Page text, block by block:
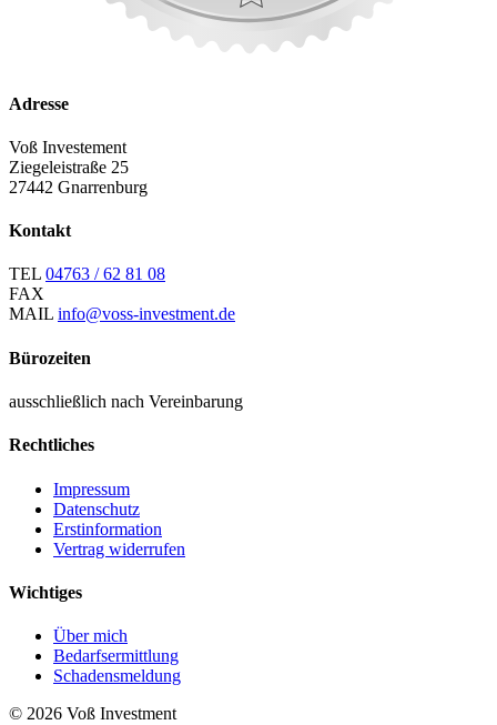
Adresse
Voß Investement
Ziegeleistraße 25
27442 Gnarrenburg
Kontakt
TEL 04763 / 62 81 08
FAX
MAIL info@voss-investment.de
Bürozeiten
ausschließlich nach Vereinbarung
Rechtliches
Impressum
Datenschutz
Erstinformation
Vertrag widerrufen
Wichtiges
Über mich
Bedarfsermittlung
Schadensmeldung
© 2026 Voß Investment